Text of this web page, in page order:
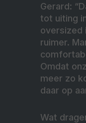
Gerard:
tot uiting
oversized
ruimer.
Omdat
meer zo
daar op
Wat